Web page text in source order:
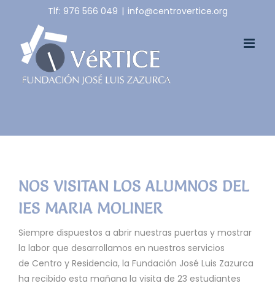
content
Tlf: 976 566 049 | info@centrovertice.org
NOS VISITAN LOS ALUMNOS DEL
IES MARIA MOLINER
Siempre dispuestos a abrir nuestras puertas y mostrar
la labor que desarrollamos en nuestros servicios
de Centro y Residencia, la Fundación José Luis Zazurca
ha recibido esta mañana la visita de 23 estudiantes